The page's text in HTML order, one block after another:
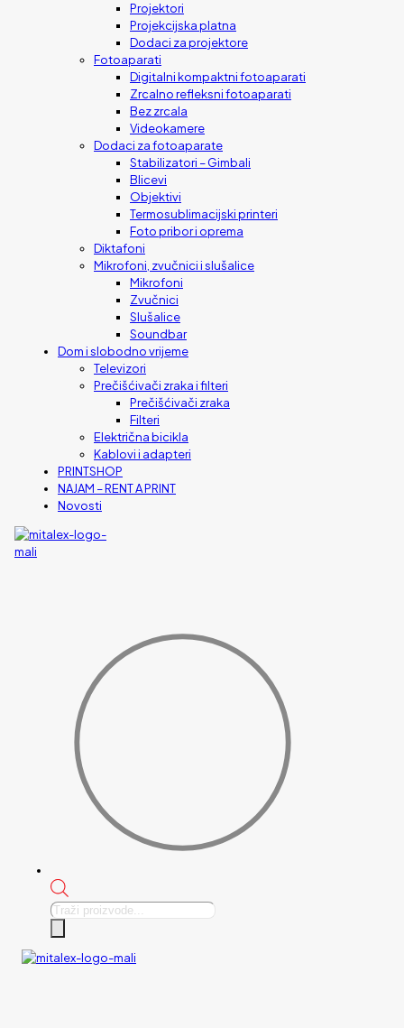
Projektori
Projekcijska platna
Dodaci za projektore
Fotoaparati
Digitalni kompaktni fotoaparati
Zrcalno refleksni fotoaparati
Bez zrcala
Videokamere
Dodaci za fotoaparate
Stabilizatori – Gimbali
Blicevi
Objektivi
Termosublimacijski printeri
Foto pribor i oprema
Diktafoni
Mikrofoni, zvučnici i slušalice
Mikrofoni
Zvučnici
Slušalice
Soundbar
Dom i slobodno vrijeme
Televizori
Prečišćivači zraka i filteri
Prečišćivači zraka
Filteri
Električna bicikla
Kablovi i adapteri
PRINTSHOP
NAJAM – RENT A PRINT
Novosti
Products